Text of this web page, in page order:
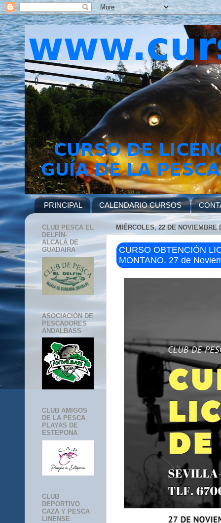
PRINCIPAL CALENDARIO CURSOS
MIÉRCOLES, 22 DE NOVIEMBRE
CURSO OBTENCIÓN
MONTANO. 27 de
CLUB PESCA EL
DELFÍN-
ALCALÁ DE
GUADAIRA
ASOCIACIÓN DE
PESCADORES
ANDALBASS
CLUB AMIGOS
DE LA PESCA
PLAYAS DE
ESTEPONA
CLUB
DEPORTIVO
CAZA Y PESCA
LINENSE